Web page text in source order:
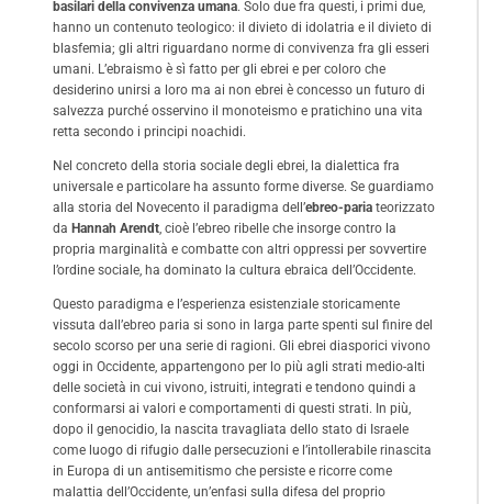
basilari della convivenza umana. Solo due fra questi, i primi due,
hanno un contenuto teologico: il divieto di idolatria e il divieto di
blasfemia; gli altri riguardano norme di convivenza fra gli esseri
umani. L’ebraismo è sì fatto per gli ebrei e per coloro che
desiderino unirsi a loro ma ai non ebrei è concesso un futuro di
salvezza purché osservino il monoteismo e pratichino una vita
retta secondo i principi noachidi.
Nel concreto della storia sociale degli ebrei, la dialettica fra
universale e particolare ha assunto forme diverse. Se guardiamo
alla storia del Novecento il paradigma dell’ebreo-paria teorizzato
da Hannah Arendt, cioè l’ebreo ribelle che insorge contro la
propria marginalità e combatte con altri oppressi per sovvertire
l’ordine sociale, ha dominato la cultura ebraica dell’Occidente.
Questo paradigma e l’esperienza esistenziale storicamente
vissuta dall’ebreo paria si sono in larga parte spenti sul finire del
secolo scorso per una serie di ragioni. Gli ebrei diasporici vivono
oggi in Occidente, appartengono per lo più agli strati medio-alti
delle società in cui vivono, istruiti, integrati e tendono quindi a
conformarsi ai valori e comportamenti di questi strati. In più,
dopo il genocidio, la nascita travagliata dello stato di Israele
come luogo di rifugio dalle persecuzioni e l’intollerabile rinascita
in Europa di un antisemitismo che persiste e ricorre come
malattia dell’Occidente, un’enfasi sulla difesa del proprio